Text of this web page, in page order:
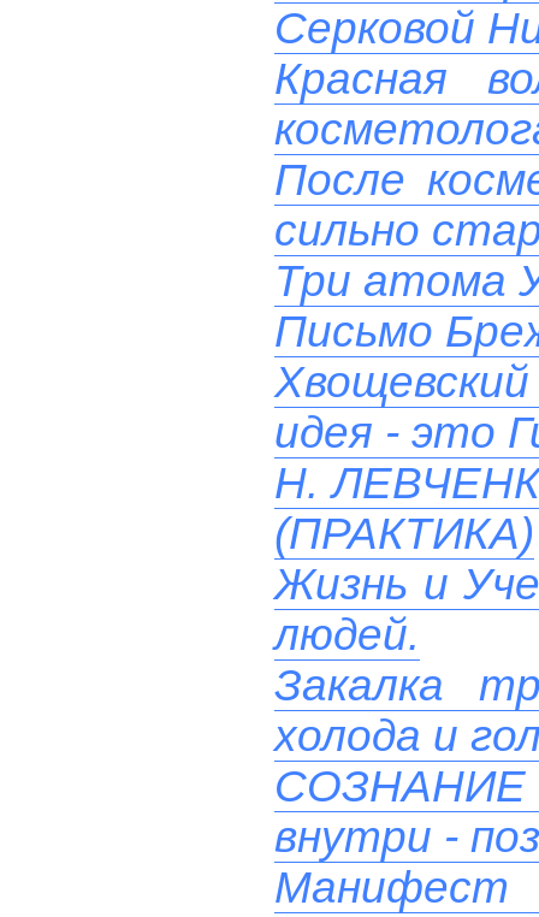
Серковой
Красная
После
сильно
Три атома
Письмо
идея - это
Н.
(ПРАКТИКА)
Жизнь и
людей.
Закалка
холода и
внутри -